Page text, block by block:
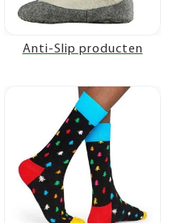
Anti-Slip producten